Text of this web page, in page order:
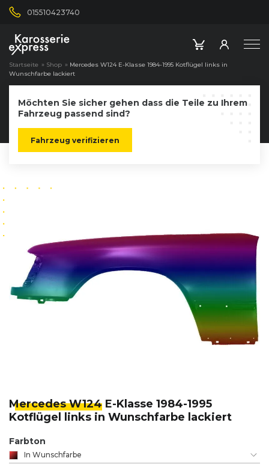
015510423740
Startseite » Shop » Mercedes W124 E-Klasse 1984-1995 Kotflügel links in
Wunschfarbe lackiert
Möchten Sie sicher gehen dass die Teile zu Ihrem
Fahrzeug passend sind?
Fahrzeug verifizieren
Mercedes W124 E-Klasse 1984-1995
Kotflügel links in Wunschfarbe lackiert
Farbton
In Wunschfarbe